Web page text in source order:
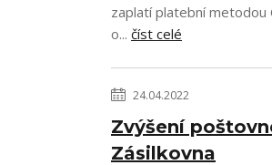
zaplatí platební metodou
o... číst celé
24.04.2022
Zvýšení
Zásilkovna